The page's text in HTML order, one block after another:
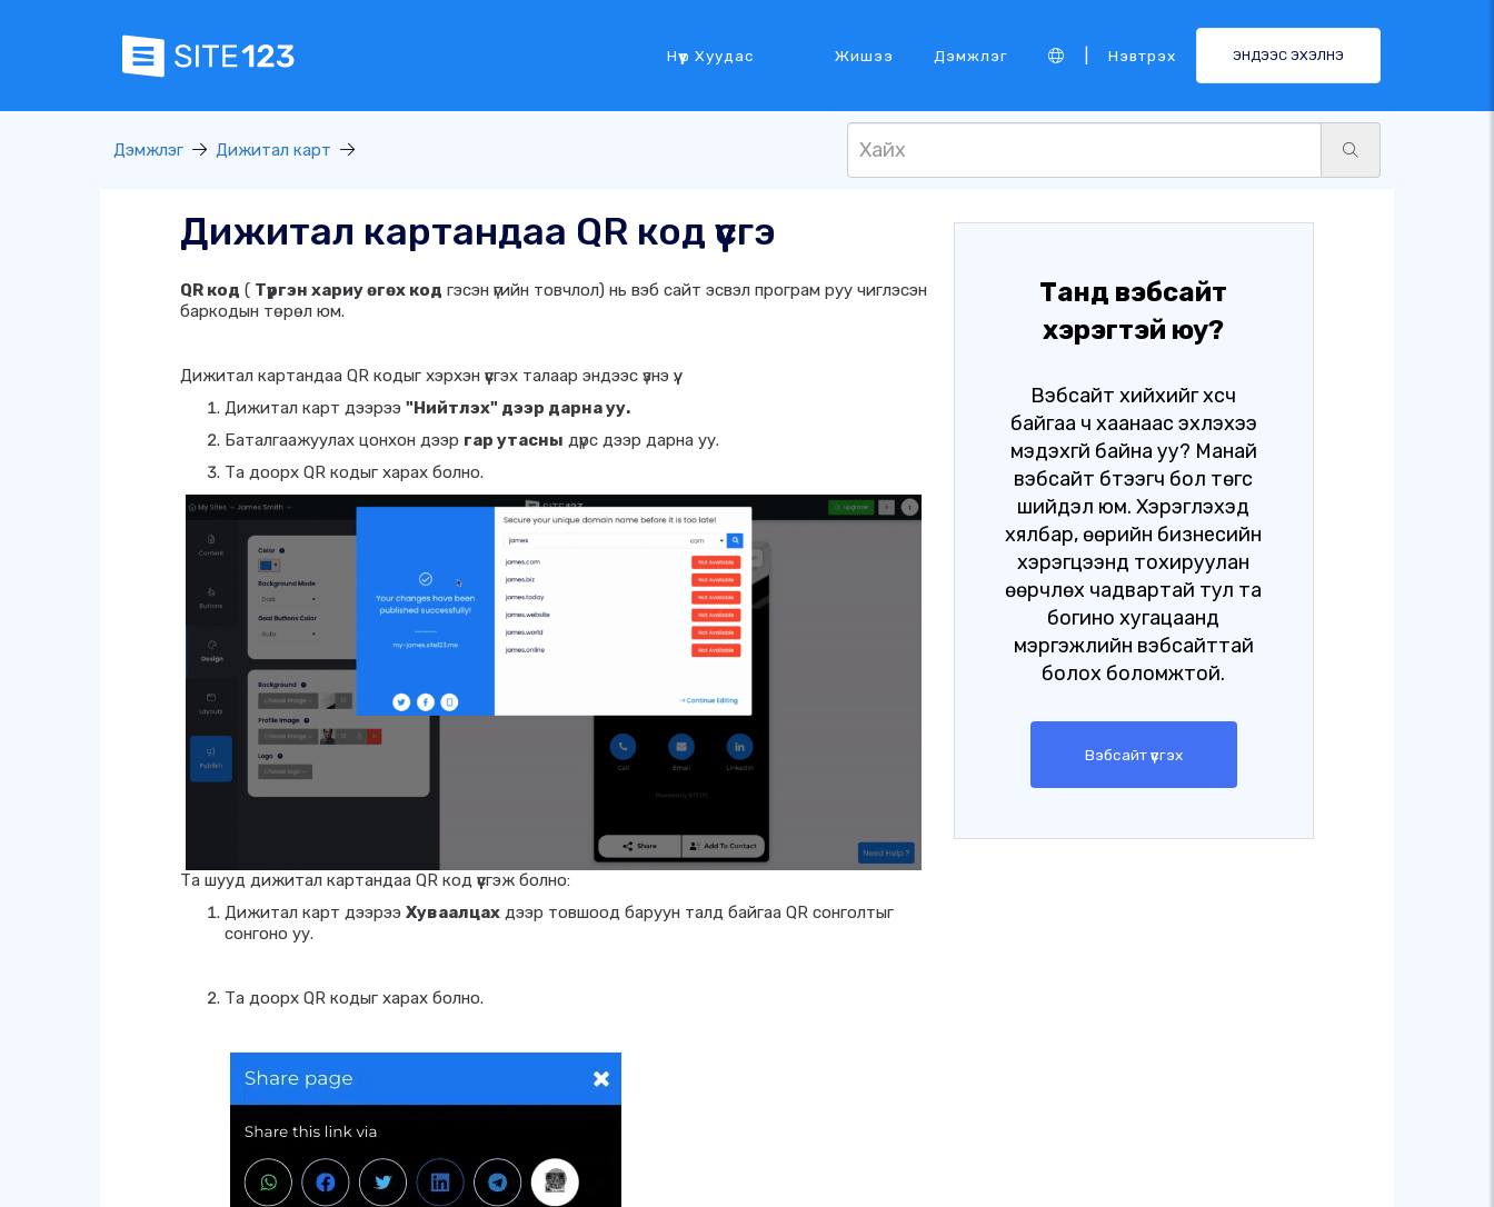
Нүүр Хуудас Жишээ Дэмжлэг Нэвтрэх ЭНДЭЭС ЭХЭЛНЭ
Дэмжлэг Дижитал карт
Дижитал картандаа QR код үүсгэ
QR код ( Түргэн хариу өгөх код гэсэн үгийн товчлол) нь вэб сайт эсвэл програм руу чиглэсэн
баркодын төрөл юм.
Дижитал картандаа QR кодыг хэрхэн үүсгэх талаар эндээс үзнэ үү.
Дижитал карт дээрээ "Нийтлэх" дээр дарна уу.
Баталгаажуулах цонхон дээр гар утасны дүрс дээр дарна уу.
Та доорх QR кодыг харах болно.
Та шууд дижитал картандаа QR код үүсгэж болно:
Дижитал карт дээрээ Хуваалцах дээр товшоод баруун талд байгаа QR сонголтыг
сонгоно уу.
Та доорх QR кодыг харах болно.
Танд вэбсайт
хэрэгтэй юу?
Вэбсайт хийхийг хүсч
байгаа ч хаанаас эхлэхээ
мэдэхгүй байна уу? Манай
вэбсайт бүтээгч бол төгс
шийдэл юм. Хэрэглэхэд
хялбар, өөрийн бизнесийн
хэрэгцээнд тохируулан
өөрчлөх чадвартай тул та
богино хугацаанд
мэргэжлийн вэбсайттай
болох боломжтой.
Вэбсайт үүсгэх